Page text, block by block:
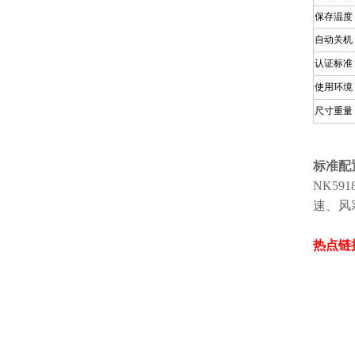
保存温度
自动关机
认证标准
使用环境
尺寸重量
标准配
速、风
热点链